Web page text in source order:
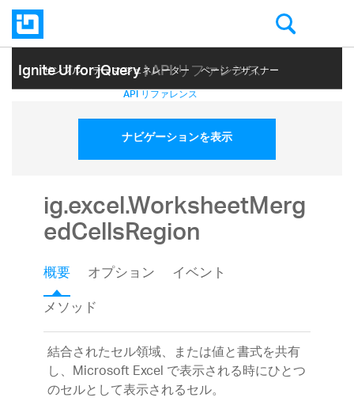
Ignite UI for jQuery| API リファレンス
サンプル テーマ ジェネレーター ページ デザイナー
ヘルプ トピック API リファレンス
ナビゲーションを表示
ig.excel.WorksheetMerg
edCellsRegion
概要 オプション
イベント
メソッド
結合されたセル領域、または値と書式を共有
し、Microsoft Excel で表示される時にひとつ
のセルとして表示されるセル。